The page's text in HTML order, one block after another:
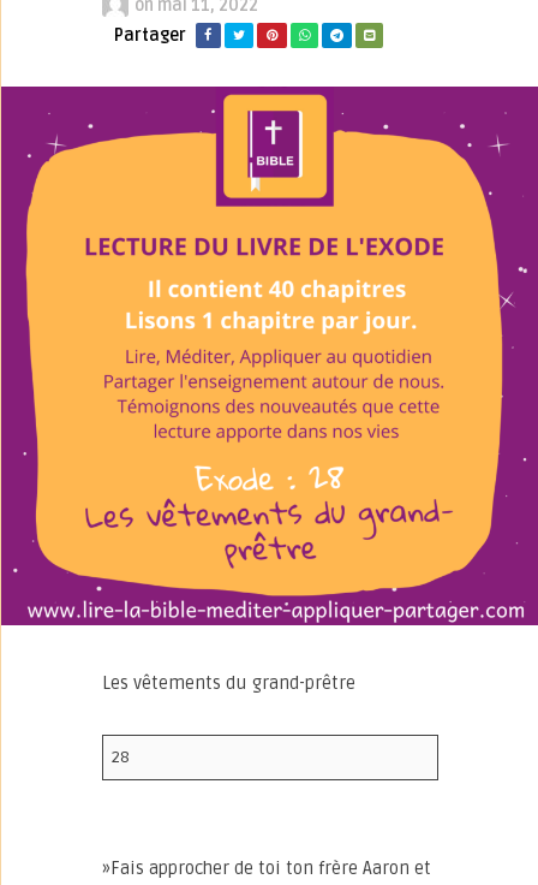
on mai 11, 2022
Partager
Les vêtements du grand-prêtre
28
»Fais approcher de toi ton frère Aaron et